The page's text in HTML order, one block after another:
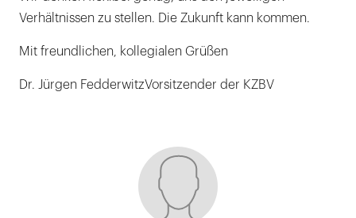
Verhältnissen zu stellen. Die Zukunft kann kommen.
Mit freundlichen, kollegialen Grüßen
Dr. Jürgen FedderwitzVorsitzender der KZBV